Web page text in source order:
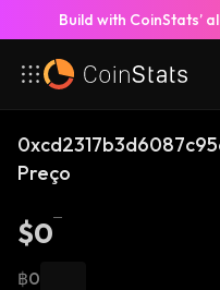
Build with CoinStats’
Preço
$0
฿0